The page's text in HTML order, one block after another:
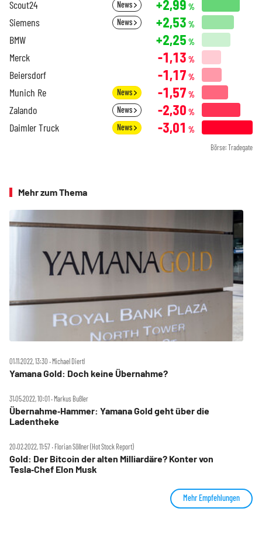
Scout24 News +2,99 %
Siemens News +2,53 %
BMW +2,25 %
Merck -1,13 %
Beiersdorf -1,17 %
Munich Re News -1,57 %
Zalando News -2,30 %
Daimler Truck News -3,01 %
Börse: Tradegate
Mehr zum Thema
01.11.2022, 13:30 ‧ Michael Diertl
Yamana Gold: Doch keine Übernahme?
31.05.2022, 10:01 ‧ Markus Bußler
Übernahme‑Hammer: Yamana Gold geht über die
Ladentheke
20.02.2022, 11:57 ‧ Florian Söllner (Hot Stock Report)
Gold: Der Bitcoin der alten Milliardäre? Konter von
Tesla‑Chef Elon Musk
Mehr Empfehlungen